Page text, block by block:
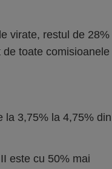
virate, restul de 28%
toate comisioanele
la 3,75% la 4,75% din
este cu 50% mai